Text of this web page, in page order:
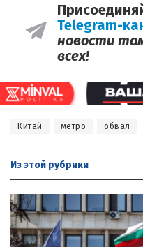
Telegram-
новости
всех!
Китай метро обвал
Из этой рубрики